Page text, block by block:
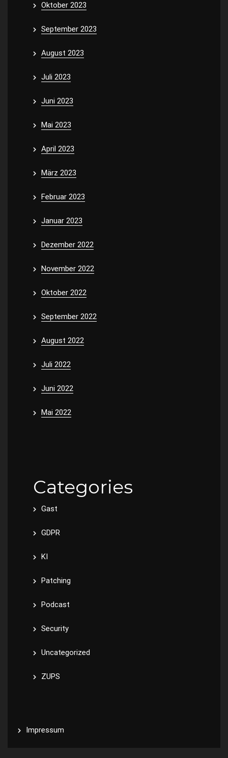
Oktober 2023
September 2023
August 2023
Juli 2023
Juni 2023
Mai 2023
April 2023
März 2023
Februar 2023
Januar 2023
Dezember 2022
November 2022
Oktober 2022
September 2022
August 2022
Juli 2022
Juni 2022
Mai 2022
Categories
Gast
GDPR
KI
Patching
Podcast
Security
Uncategorized
ZUPS
Impressum